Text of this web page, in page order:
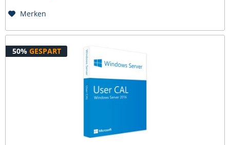
Merken
50% GESPART